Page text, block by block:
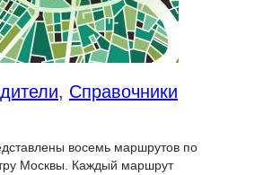
, Справочники
восемь маршрутов по
Москвы. Каждый маршрут